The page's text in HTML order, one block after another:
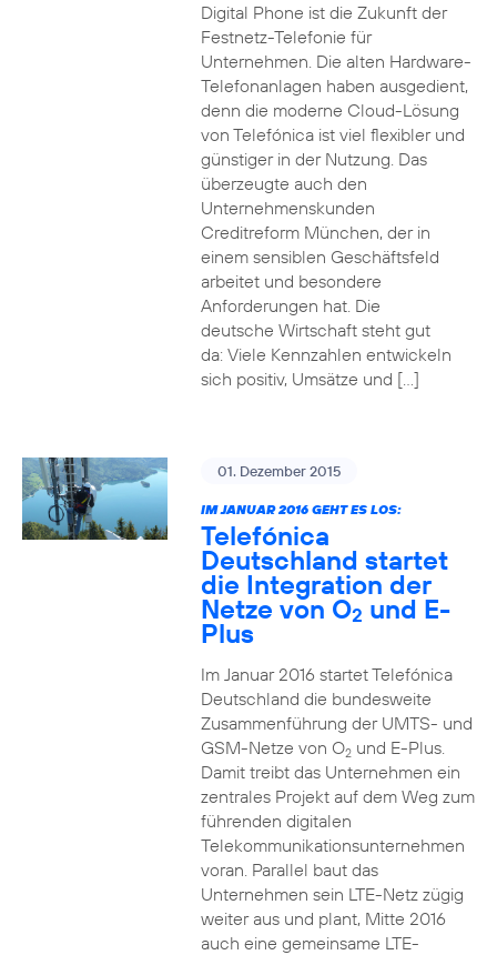
Digital Phone ist die Zukunft der
Festnetz-Telefonie für
Unternehmen. Die alten Hardware-
Telefonanlagen haben ausgedient,
denn die moderne Cloud-Lösung
von Telefónica ist viel flexibler und
günstiger in der Nutzung. Das
überzeugte auch den
Unternehmenskunden
Creditreform München, der in
einem sensiblen Geschäftsfeld
arbeitet und besondere
Anforderungen hat. Die
deutsche Wirtschaft steht gut
da: Viele Kennzahlen entwickeln
sich positiv, Umsätze und […]
01. Dezember 2015
IM JANUAR 2016 GEHT ES LOS:
Telefónica
Deutschland startet
die Integration der
Netze von O2 und E-
Plus
Im Januar 2016 startet Telefónica
Deutschland die bundesweite
Zusammenführung der UMTS- und
GSM-Netze von O2und E-Plus.
Damit treibt das Unternehmen ein
zentrales Projekt auf dem Weg zum
führenden digitalen
Telekommunikationsunternehmen
voran. Parallel baut das
Unternehmen sein LTE-Netz zügig
weiter aus und plant, Mitte 2016
auch eine gemeinsame LTE-